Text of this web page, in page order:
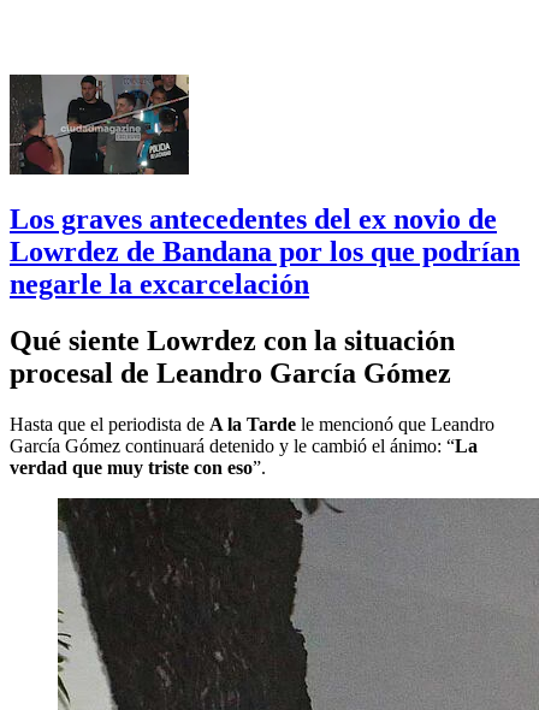
Los graves antecedentes del ex novio de
Lowrdez de Bandana por los que podrían
negarle la excarcelación
Qué siente Lowrdez con la situación
procesal de Leandro García Gómez
Hasta que el periodista de A la Tarde le mencionó que Leandro
García Gómez continuará detenido y le cambió el ánimo: “La
verdad que muy triste con eso”.